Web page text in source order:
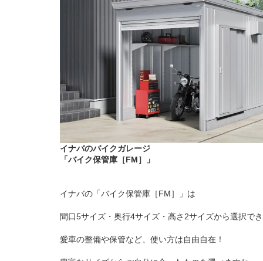
イナバのバイクガレージ
「バイク保管庫［FM］」
イナバの「バイク保管庫［FM］」は
間口5サイズ・奥行4サイズ・高さ2サイズから選択で
愛車の整備や保管など、使い方は自由自在！